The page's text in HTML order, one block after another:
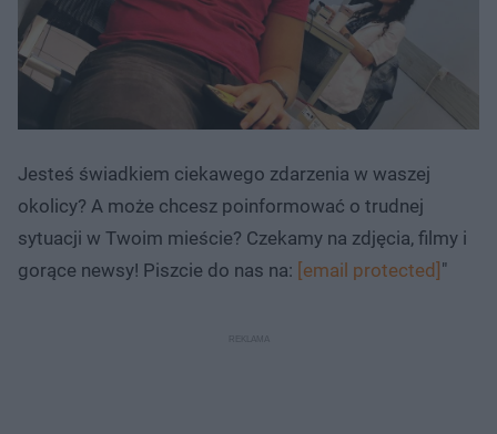
Jesteś świadkiem ciekawego zdarzenia w waszej
okolicy? A może chcesz poinformować o trudnej
sytuacji w Twoim mieście? Czekamy na zdjęcia, filmy i
gorące newsy! Piszcie do nas na: [email protected] "